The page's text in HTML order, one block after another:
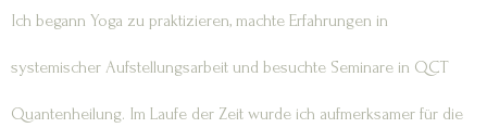
Ich begann Yoga zu praktizieren, machte Erfahrungen in
systemischer Aufstellungsarbeit und besuchte Seminare in QCT
Quantenheilung. Im Laufe der Zeit wurde ich aufmerksamer für die